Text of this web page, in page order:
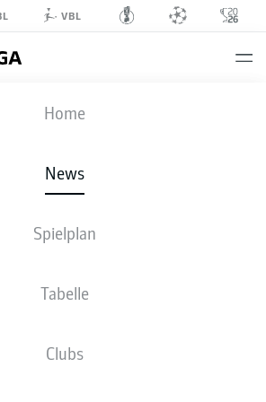
VBL
Home
News
Spielplan
Tabelle
Clubs
Spieltag vorzeitig vom Feld